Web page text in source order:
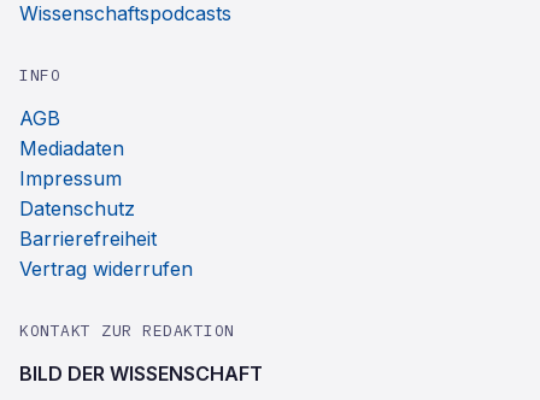
Wissenschaftspodcasts
INFO
AGB
Mediadaten
Impressum
Datenschutz
Barrierefreiheit
Vertrag widerrufen
KONTAKT ZUR REDAKTION
BILD DER WISSENSCHAFT